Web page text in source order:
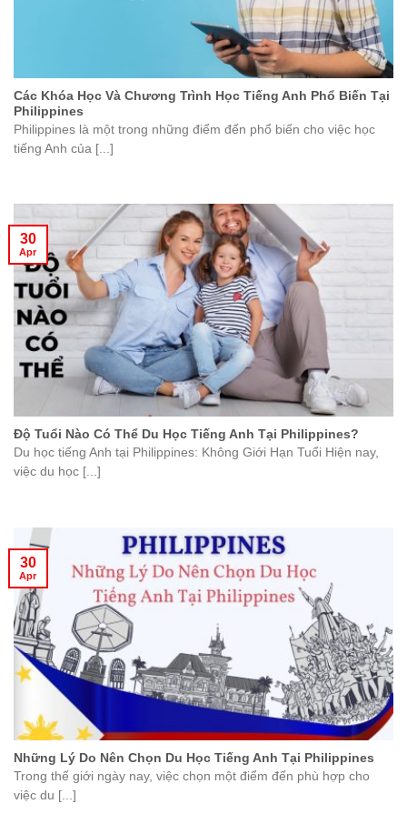
Các Khóa Học Và Chương Trình Học Tiếng Anh Phổ Biến Tại
Philippines
Philippines là một trong những điểm đến phổ biến cho việc học
tiếng Anh của [...]
Độ Tuổi Nào Có Thể Du Học Tiếng Anh Tại Philippines?
Du học tiếng Anh tại Philippines: Không Giới Hạn Tuổi Hiện nay,
việc du học [...]
30
Apr
Những Lý Do Nên Chọn Du Học Tiếng Anh Tại Philippines
Trong thế giới ngày nay, việc chọn một điểm đến phù hợp cho
việc du [...]
30
Apr